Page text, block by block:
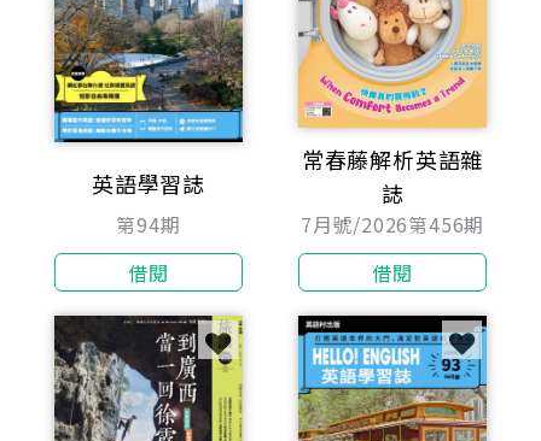
英語學習誌
第94期
借閱
常春藤解析英語雜
誌
7月號/2026第456期
借閱